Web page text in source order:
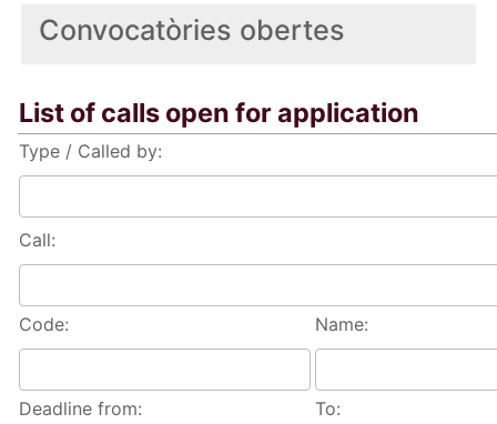
Convocatòries obertes
List of calls open for application
Type / Called by:
Call:
Code: Name:
Deadline from: To: